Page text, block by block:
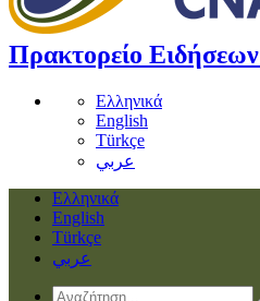
Πρακτορείο Ειδήσεων
Ελληνικά
English
Türkçe
عربي
Ελληνικά
English
Türkçe
عربي